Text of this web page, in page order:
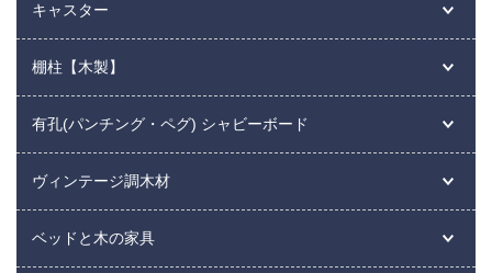
キャスター
棚柱【木製】
有孔(パンチング・ペグ) シャビーボード
ヴィンテージ調木材
ベッドと木の家具